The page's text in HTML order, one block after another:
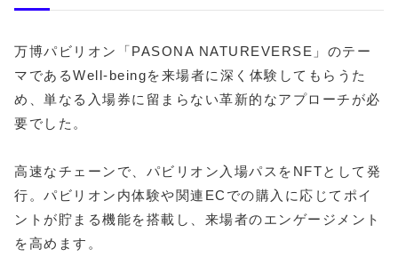
万博パビリオン「PASONA NATUREVERSE」のテー
マであるWell-beingを来場者に深く体験してもらうた
め、単なる入場券に留まらない革新的なアプローチが必
要でした。
高速なチェーンで、パビリオン入場パスをNFTとして発
行。パビリオン内体験や関連ECでの購入に応じてポイ
ントが貯まる機能を搭載し、来場者のエンゲージメント
を高めます。